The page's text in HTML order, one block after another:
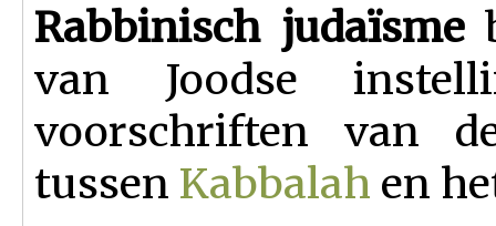
Rabbinisch judaïsme
van Joodse
voorschriften van
tussen Kabbalah en